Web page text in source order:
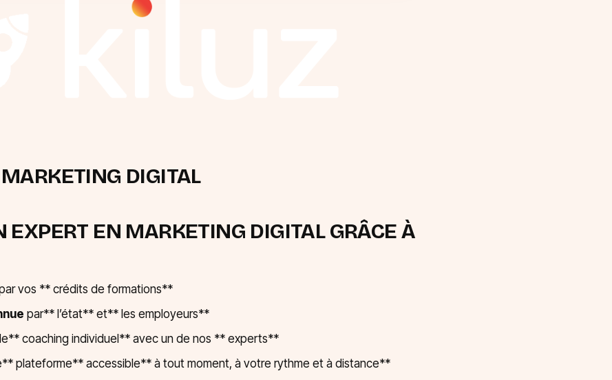
DIGITAL
EXPERT EN MARKETING DIGITAL GRÂCE À
vos ** crédits de formations**
par** l’état** et** les employeurs**
coaching individuel** avec un de nos ** experts**
plateforme** accessible** à tout moment, à votre rythme et à distance**